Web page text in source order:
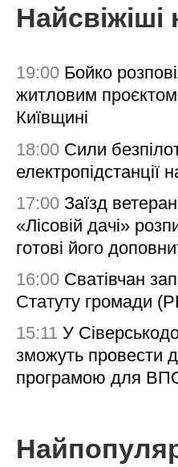
19:00 Бойко
житловим
Київщині
18:00 Сили
електропідстанції
17:00 Заїзд
«Лісовій дачі»
готові його
16:00 Сватівчан
Статуту громади
15:11 У
зможуть провести
програмою для